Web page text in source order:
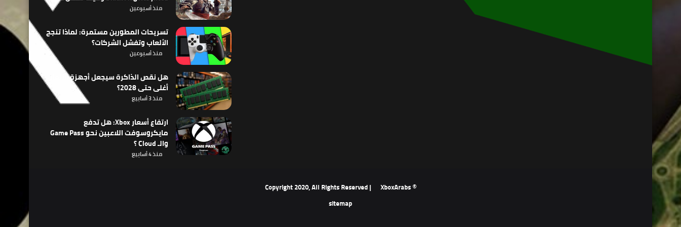
منذ أسبوعين
تسريحات المطورين مستمرة: لماذا تنجح
الألعاب وتفشل الشركات؟
منذ أسبوعين
هل نقص الذاكرة سيجعل أجهزة الألعاب
أغلى حتى 2028؟
منذ 3 أسابيع
ارتفاع أسعار Xbox: هل تدفع
مايكروسوفت اللاعبين نحو Game Pass
والـ Cloud ؟
منذ 4 أسابيع
© Copyright 2020, All Rights Reserved |
XboxArabs
sitemap